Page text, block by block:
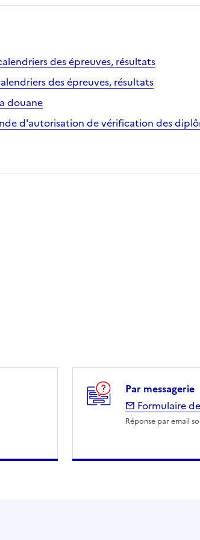
des épreuves, résultats
des épreuves, résultats
douane
d'autorisation de vérification des
Par messagerie
Formulaire
Réponse par email